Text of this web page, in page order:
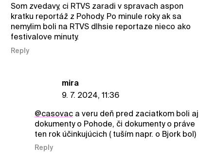
Som zvedavy, ci RTVS zaradi v spravach aspon
kratku reportáž z Pohody. Po minule roky ak sa
nemylim boli na RTVS dlhsie reportaze nieco ako
festivalove minuty.
Reply
mira
9. 7. 2024, 11:36
@casovaca veru deň pred zaciatkom boli aj
dokumenty o Pohode, či dokumenty o práve
ten rok účinkujúcich ( tuším napr. o Bjork bol)
Reply